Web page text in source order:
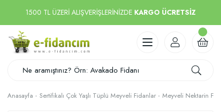
1500 TL ÜZERİ ALIŞVERİŞLERİNİZDE KARGO ÜCRETSİZ
Anasayfa Sertifikalı Çok Yaşlı Tüplü Meyveli Fidanlar Meyveli Nektarin